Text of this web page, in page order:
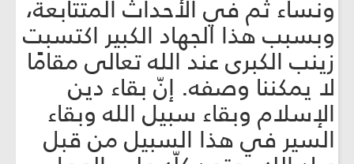
ونساء ثم في الأحداث المتتابعة،
وبسبب هذا الجهاد الكبير اكتسبت
زينب الكبرى عند الله تعالى مقامًا
لا يمكننا وصفه. إنّ بقاء دين
الإسلام وبقاء سبيل الله وبقاء
السير في هذا السبيل من قبل